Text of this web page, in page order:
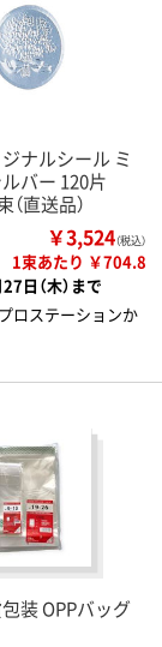
ナルシール ミ
バー 120片
（直送品）
￥3,524（税込）
1束あたり ￥704.8
日（木）まで
プロステーションか
装 OPPバッグ